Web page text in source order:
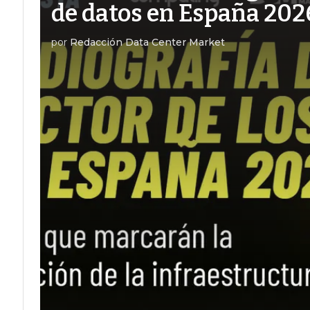
de datos en España
por Redacción Data Center Market